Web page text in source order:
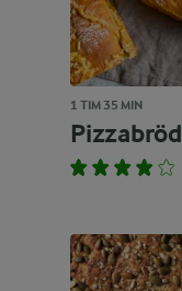
1 TIM 35 MIN
Pizzabröd